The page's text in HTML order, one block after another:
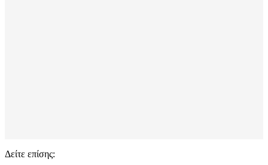
Δείτε επίσης: